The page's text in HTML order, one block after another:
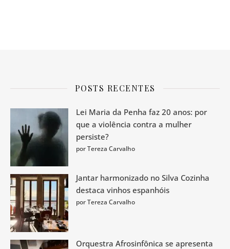
POSTS RECENTES
Lei Maria da Penha faz 20 anos: por
que a violência contra a mulher
persiste?
por Tereza Carvalho
Jantar harmonizado no Silva Cozinha
destaca vinhos espanhóis
por Tereza Carvalho
Orquestra Afrosinfônica se apresenta